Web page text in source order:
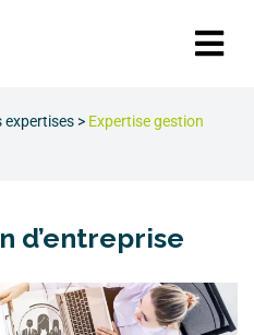
expertises > Expertise gestion
d’entreprise